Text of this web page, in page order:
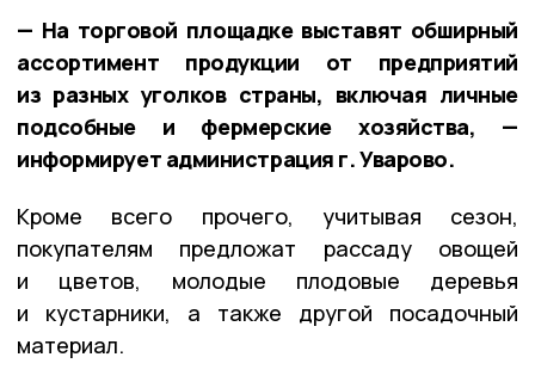
— На торговой площадке выставят обширный
ассортимент продукции от предприятий
из разных уголков страны, включая личные
подсобные и фермерские хозяйства, —
информирует администрация г. Уварово.
Кроме всего прочего, учитывая сезон,
покупателям предложат рассаду овощей
и цветов, молодые плодовые деревья
и кустарники, а также другой посадочный
материал.